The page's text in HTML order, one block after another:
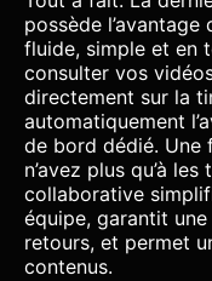
possède
fluide, simple et en
consulter vos
directement sur la
automatiquement
de bord dédié. Une
n’avez plus qu’à
collaborative
équipe, garantit
retours, et permet
contenus.